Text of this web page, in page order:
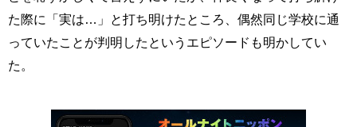
た際に「実は…」と打ち明けたところ、偶然同じ学校に通
っていたことが判明したというエピソードも明かしてい
た。